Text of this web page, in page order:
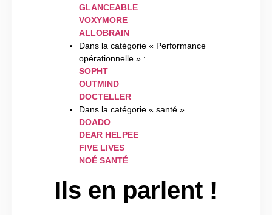
GLANCEABLE
VOXYMORE
ALLOBRAIN
Dans la catégorie « Performance
opérationnelle » :
SOPHT
OUTMIND
DOCTELLER
Dans la catégorie « santé »
DOADO
DEAR HELPEE
FIVE LIVES
NOÉ SANTÉ
Ils en parlent !